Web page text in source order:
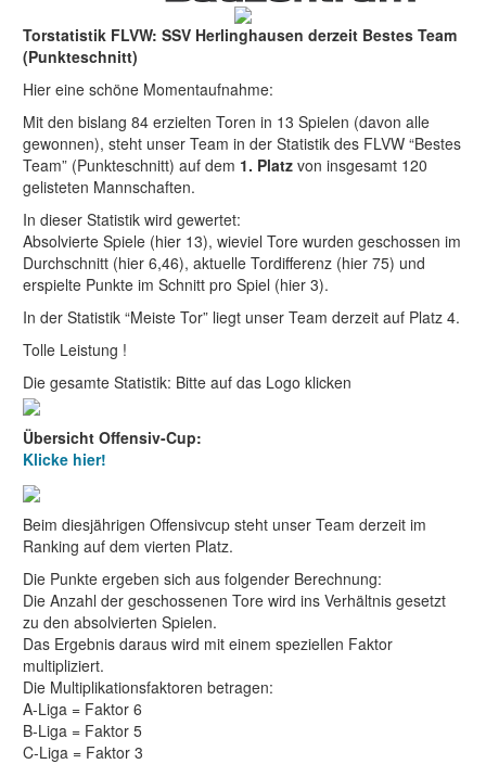
Torstatistik FLVW: SSV Herlinghausen derzeit Bestes Team
(Punkteschnitt)
Hier eine schöne Momentaufnahme:
Mit den bislang 84 erzielten Toren in 13 Spielen (davon alle
gewonnen), steht unser Team in der Statistik des FLVW “Bestes
Team” (Punkteschnitt) auf dem 1. Platz von insgesamt 120
gelisteten Mannschaften.
In dieser Statistik wird gewertet:
Absolvierte Spiele (hier 13), wieviel Tore wurden geschossen im
Durchschnitt (hier 6,46), aktuelle Tordifferenz (hier 75) und
erspielte Punkte im Schnitt pro Spiel (hier 3).
In der Statistik “Meiste Tor” liegt unser Team derzeit auf Platz 4.
Tolle Leistung !
Die gesamte Statistik: Bitte auf das Logo klicken
Übersicht Offensiv-Cup:
Klicke hier!
Beim diesjährigen Offensivcup steht unser Team derzeit im
Ranking auf dem vierten Platz.
Die Punkte ergeben sich aus folgender Berechnung:
Die Anzahl der geschossenen Tore wird ins Verhältnis gesetzt
zu den absolvierten Spielen.
Das Ergebnis daraus wird mit einem speziellen Faktor
multipliziert.
Die Multiplikationsfaktoren betragen:
A-Liga = Faktor 6
B-Liga = Faktor 5
C-Liga = Faktor 3